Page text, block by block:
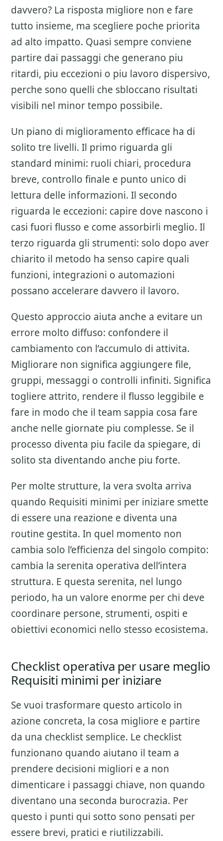
davvero? La risposta migliore non e fare
tutto insieme, ma scegliere poche priorita
ad alto impatto. Quasi sempre conviene
partire dai passaggi che generano piu
ritardi, piu eccezioni o piu lavoro dispersivo,
perche sono quelli che sbloccano risultati
visibili nel minor tempo possibile.
Un piano di miglioramento efficace ha di
solito tre livelli. Il primo riguarda gli
standard minimi: ruoli chiari, procedura
breve, controllo finale e punto unico di
lettura delle informazioni. Il secondo
riguarda le eccezioni: capire dove nascono i
casi fuori flusso e come assorbirli meglio. Il
terzo riguarda gli strumenti: solo dopo aver
chiarito il metodo ha senso capire quali
funzioni, integrazioni o automazioni
possano accelerare davvero il lavoro.
Questo approccio aiuta anche a evitare un
errore molto diffuso: confondere il
cambiamento con l’accumulo di attivita.
Migliorare non significa aggiungere file,
gruppi, messaggi o controlli infiniti. Significa
togliere attrito, rendere il flusso leggibile e
fare in modo che il team sappia cosa fare
anche nelle giornate piu complesse. Se il
processo diventa piu facile da spiegare, di
solito sta diventando anche piu forte.
Per molte strutture, la vera svolta arriva
quando Requisiti minimi per iniziare smette
di essere una reazione e diventa una
routine gestita. In quel momento non
cambia solo l’efficienza del singolo compito:
cambia la serenita operativa dell’intera
struttura. E questa serenita, nel lungo
periodo, ha un valore enorme per chi deve
coordinare persone, strumenti, ospiti e
obiettivi economici nello stesso ecosistema.
Checklist operativa per usare meglio
Requisiti minimi per iniziare
Se vuoi trasformare questo articolo in
azione concreta, la cosa migliore e partire
da una checklist semplice. Le checklist
funzionano quando aiutano il team a
prendere decisioni migliori e a non
dimenticare i passaggi chiave, non quando
diventano una seconda burocrazia. Per
questo i punti qui sotto sono pensati per
essere brevi, pratici e riutilizzabili.